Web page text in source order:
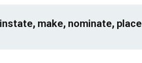
make, nominate, place